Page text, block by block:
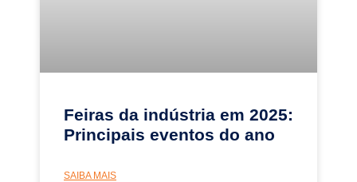
Feiras da indústria em 2025:
Principais eventos do ano
SAIBA MAIS